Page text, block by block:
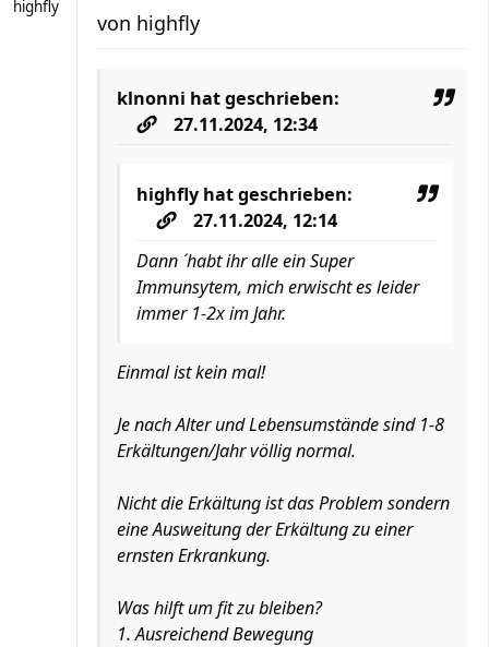
highfly
von highfly
klnonni hat geschrieben:
27.11.2024, 12:34
highfly hat geschrieben:
27.11.2024, 12:14
Dann ´habt ihr alle ein Super
Immunsytem, mich erwischt es leider
immer 1-2x im Jahr.
Einmal ist kein mal!
Je nach Alter und Lebensumstände sind 1-8
Erkältungen/Jahr völlig normal.
Nicht die Erkältung ist das Problem sondern
eine Ausweitung der Erkältung zu einer
ernsten Erkrankung.
Was hilft um fit zu bleiben?
1. Ausreichend Bewegung